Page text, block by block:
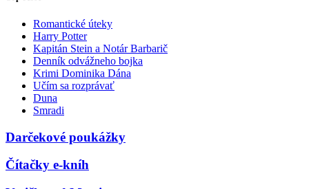
Romantické úteky
Harry Potter
Kapitán Stein a Notár Barbarič
Denník odvážneho bojka
Krimi Dominika Dána
Učím sa rozprávať
Duna
Smradi
Darčekové poukážky
Čítačky e-kníh